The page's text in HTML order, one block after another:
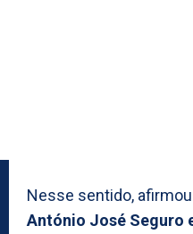
Nesse sentido,
António José Seguro